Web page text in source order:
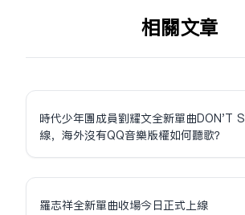
相关文章
時代少年團成員劉耀文全新單曲DON'T
線，海外沒有QQ音樂版權如何聽歌？
羅志祥全新單曲收場今日正式上線